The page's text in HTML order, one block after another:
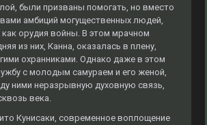
были призваны помогать, но вместо
амбиций могущественных людей,
орудия войны. В этом мрачном
из них, Канна, оказалась в плену,
охранниками. Однако даже в этом
с молодым самураем и его женой,
ними неразрывную духовную связь,
века.
Кунисаки, современное воплощение